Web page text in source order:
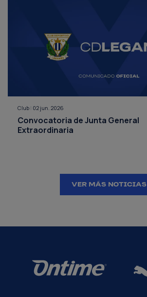
Club | 02 jun. 2026
Convocatoria de Junta General
Extraordinaria
VER MÁS NOTICIAS